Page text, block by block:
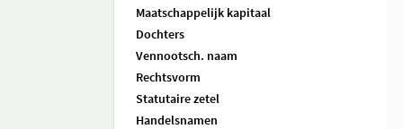
Maatschappelijk kapitaal
Dochters
Vennootsch. naam
Rechtsvorm
Statutaire zetel
Handelsnamen